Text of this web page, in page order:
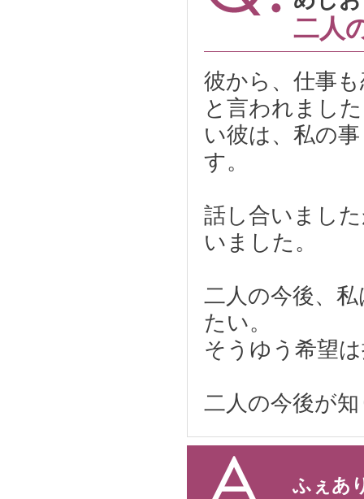
二人
彼から、仕事
と言われまし
い彼は、私の
す。
話し合いまし
いました。
二人の今後、
たい。
そうゆう希望
二人の今後が
ふぇあ